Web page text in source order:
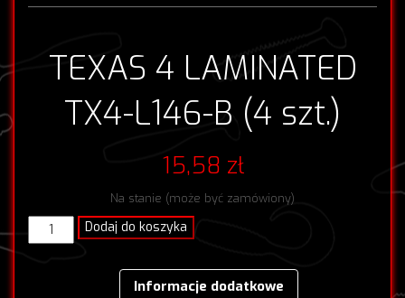
TEXAS 4 LAMINATED
TX4-L146-B (4 szt.)
15,58 zł
Na stanie (może być zamówiony)
ilość
TEXAS
Dodaj do koszyka
Informacje dodatkowe